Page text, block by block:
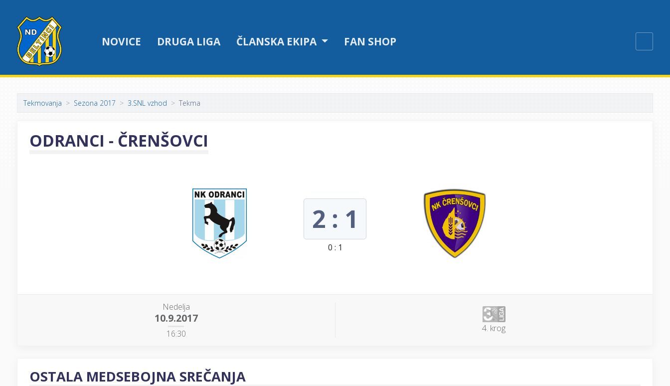
NOVICE DRUGA LIGA ČLANSKA EKIPA FAN SHOP
Tekmovanja Sezona 2017 3.SNL vzhod Tekma
ODRANCI - ČRENŠOVCI
2 : 1
0 : 1
Nedelja
10.9.2017
16:30 4. krog
OSTALA MEDSEBOJNA SREČANJA